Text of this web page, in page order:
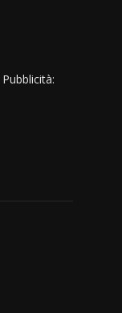
Pubblicità: